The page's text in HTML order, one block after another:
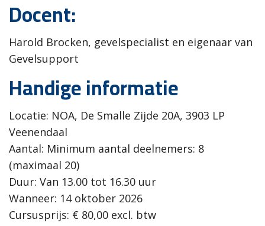
Docent:
Harold Brocken, gevelspecialist en eigenaar van
Gevelsupport
Handige informatie
Locatie: NOA, De Smalle Zijde 20A, 3903 LP
Veenendaal
Aantal: Minimum aantal deelnemers: 8
(maximaal 20)
Duur: Van 13.00 tot 16.30 uur
Wanneer: 14 oktober 2026
Cursusprijs: € 80,00 excl. btw